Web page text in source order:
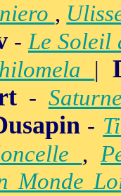
,
-Le Soleil
|
-
-
,
Monde